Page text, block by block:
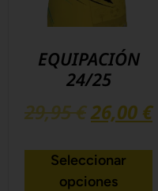
EQUIPACIÓN
24/25
29,95€26,00 €
Seleccionar
opciones